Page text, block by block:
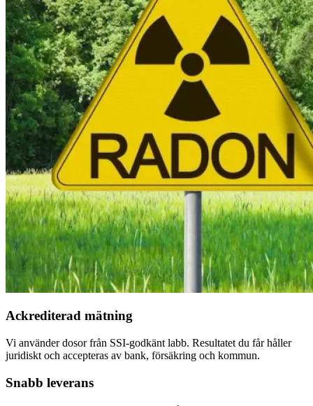
Ackrediterad mätning
Vi använder dosor från SSI-godkänt labb. Resultatet du får håller
juridiskt och accepteras av bank, försäkring och kommun.
Snabb leverans